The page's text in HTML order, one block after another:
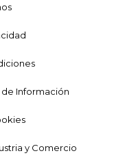
Información
y Comercio